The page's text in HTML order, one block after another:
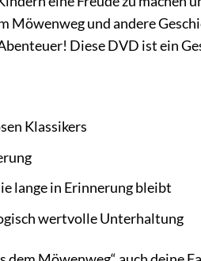
Möwenweg und andere
Diese DVD ist ein
Klassikers
lange in Erinnerung bleibt
wertvolle Unterhaltung